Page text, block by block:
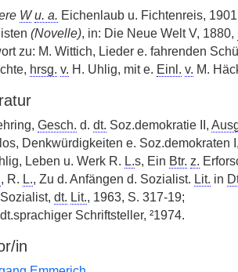
W u. a. Eichenlaub u. Fichtenreis, 1901
(Novelle), in: Die Neue Welt V, 1880,
zu: M. Wittich, Lieder e. fahrenden
hrsg. v. H. Uhlig, mit e. Einl. v. M.
Gesch. d. dt. Soz.demokratie II,
Denkwürdigkeiten e. Soz.demokraten
Leben u. Werk R. L.s, Ein Btr. z.
, R. L., Zu d. Anfängen d. Sozialist. Lit. in
Sozialist, dt. Lit., 1963, S. 317-19;
dt.sprachiger Schriftsteller, ²1974.
in